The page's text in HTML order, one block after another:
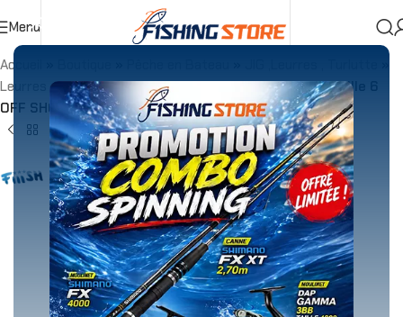
Menu
Accueil
Leurres souples»Combo Fiiish Crazy Sand Eel 300 Taille 6
OFF SHORE 160G